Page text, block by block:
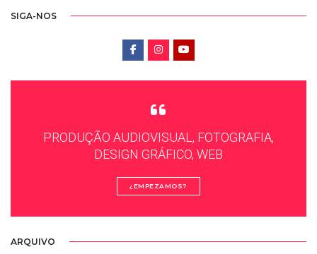
SIGA-NOS
PRODUÇÃO AUDIOVISUAL, FOTOGRAFIA,
DESIGN GRÁFICO, WEB
¿EMPEZAMOS?
ARQUIVO